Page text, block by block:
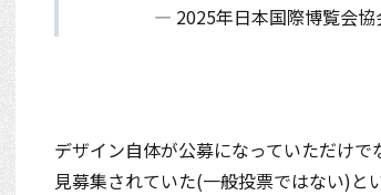
— 2025年日本国際博覧会
デザイン自体が公募になっていただけ
見募集されていた(一般投票ではない)と